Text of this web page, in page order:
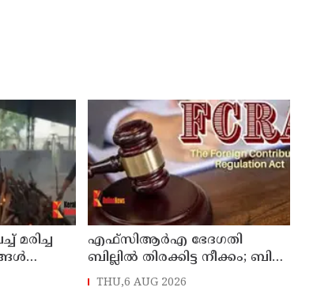
മരിച്ച
എഫ്‌സിആര്‍എ ഭേദഗതി
ബില്ലില്‍ തിരക്കിട്ട നീക്കം; ബില്‍
നാളെയോ മറ്റന്നാളോ
THU,6 AUG 2026